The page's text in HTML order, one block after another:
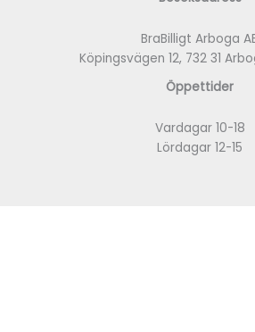
BraBilligt Arboga
Köpingsvägen 12, 732 31
Öppettider
Vardagar 10-18
Lördagar 12-15